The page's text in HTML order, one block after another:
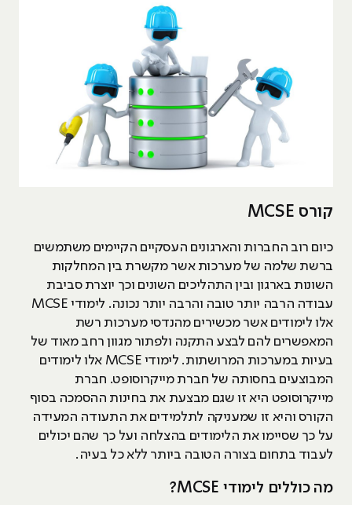
קורס MCSE
כיום רוב החברות והארגונים העסקיים הקיימים משתמשים
ברשת שלמה של מערכות אשר מקשרת בין המחלקות
השונות בארגון ובין התהליכים השונים וכך יוצרת סביבת
עבודה הרבה יותר טובה והרבה יותר נכונה. לימודי MCSE
אלו לימודים אשר מכשירים מהנדסי מערכות רשת
המאפשרים להם לבצע התקנה ולפתור מגוון רחב מאוד של
בעיות במערכות המרושתות. לימודי MCSE אלו לימודים
המבוצעים בחסותה של חברת מייקרוסופט. חברת
מייקרוסופט היא זו שגם מבצעת את בחינות ההסמכה בסוף
הקורס והיא זו שמעניקה לתלמידים את התעודה המעידה
על כך שסיימו את הלימודים בהצלחה ועל כך שהם יכולים
לעבוד בתחום בצורה הטובה ביותר ללא כל בעיה.
מה כוללים לימודי MCSE?